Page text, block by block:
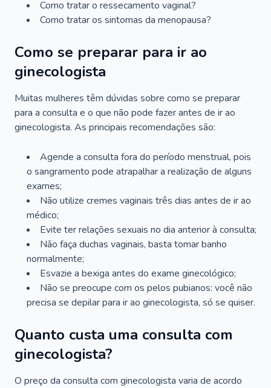
Como tratar o ressecamento vaginal?
Como tratar os sintomas da menopausa?
Como se preparar para ir ao
ginecologista
Muitas mulheres têm dúvidas sobre como se preparar
para a consulta e o que não pode fazer antes de ir ao
ginecologista. As principais recomendações são:
Agende a consulta fora do período menstrual, pois
o sangramento pode atrapalhar a realização de alguns
exames;
Não utilize cremes vaginais três dias antes de ir ao
médico;
Evite ter relações sexuais no dia anterior à consulta;
Não faça duchas vaginais, basta tomar banho
normalmente;
Esvazie a bexiga antes do exame ginecológico;
Não se preocupe com os pelos pubianos: você não
precisa se depilar para ir ao ginecologista, só se quiser.
Quanto custa uma consulta com
ginecologista?
O preço da consulta com ginecologista varia de acordo